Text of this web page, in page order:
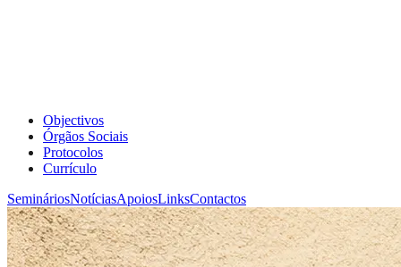
Objectivos
Órgãos Sociais
Protocolos
Currículo
SemináriosNotíciasApoiosLinksContactos